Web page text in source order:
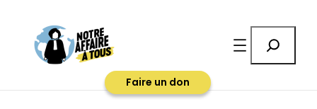
contenu
Faire un don